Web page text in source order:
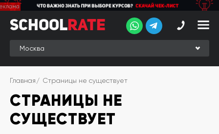
School
Rate
Рейтинг
Online-
рейтинг
Отзывы
студентов
SchoolRate
Главная Страницы не существует
СТРАНИЦЫ НЕ
СУЩЕСТВУЕТ